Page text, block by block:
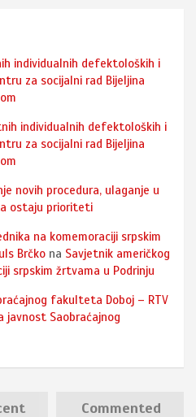
individualnih defektoloških i
za socijalni rad Bijeljina
individualnih defektoloških i
za socijalni rad Bijeljina
novih procedura, ulaganje u
ostaju prioriteti
na komemoraciji srpskim
Brčko na Savjetnik američkog
srpskim žrtvama u Podrinju
fakulteta Doboj – RTV
javnost Saobraćajnog
Commented